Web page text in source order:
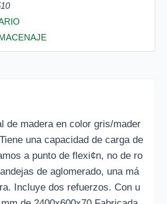
de madera en color gris/mader
una capacidad de carga de
a punto de flexi¢n, no de ro
de aglomerado, una má
Incluye dos refuerzos. Con u